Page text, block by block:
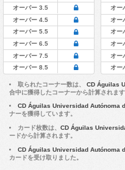
オーバー 3.5
オーバー 4.5
オーバー 5.5
オーバー 6.5
オーバー 7.5
オーバー 8.5
オー
オー
オー
オー
オー
オー
取られたコーナー数は、 CD Águilas
合中に獲得したコーナーから計算されます
CD Águilas Universidad Autónoma
ナーを獲得しています。
カード枚数は、 CD Águilas
ードから計算されます。
CD Águilas Universidad Autónoma
カードを受け取りました。